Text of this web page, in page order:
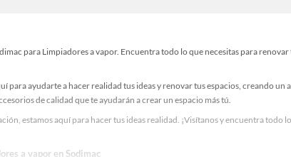
para Limpiadores a vapor. Encuentra todo lo que necesitas para
para ayudarte a hacer realidad tus ideas y renovar tus espacios, creando
de calidad que te ayudarán a crear un espacio más tú.
estamos aquí para hacer tus ideas realidad. ¡Visítanos y encuentra todo
a vapor en Sodimac